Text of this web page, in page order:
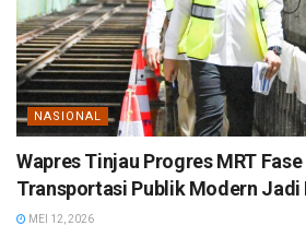
NASIONAL
Wapres Tinjau Progres MRT
Transportasi Publik Modern Jadi
MEI 12, 2026